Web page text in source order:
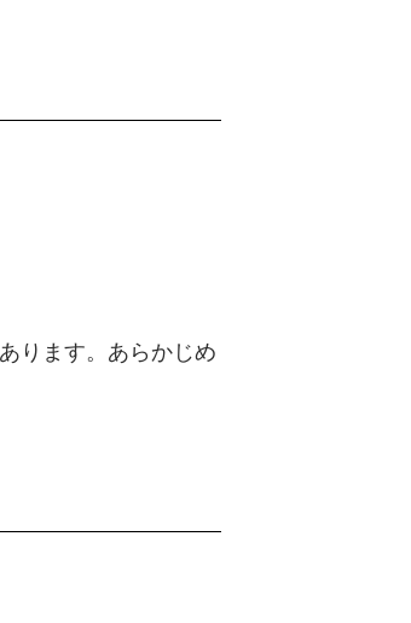
ります。あらかじめ